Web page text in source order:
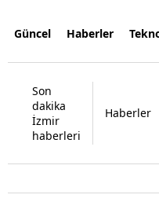
Güncel Haberler
Son
dakika
İzmir
haberleri
Haberler